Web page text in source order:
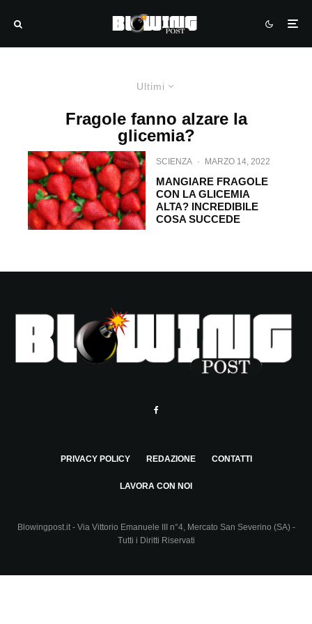
Ultimi
Fragole fanno alzare la
glicemia?
SCIENZA · MARZO 14, 2022
MANGIARE FRAGOLE
CON LA GLICEMIA
ALTA? INCREDIBILE
COSA SUCCEDE
PRIVACY POLICY REDAZIONE CONTATTI
LAVORA CON NOI
Blowingpost.it - Via Vittorio Emanuele III n°4, Mercato San Severino (SA) -
Tutti i Diritti Riservati